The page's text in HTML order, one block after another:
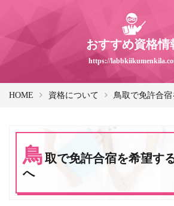
おすすめ資格情
https://
HOME 資格について 鳥取で免許合
鳥取で免許合宿を希望す
へ